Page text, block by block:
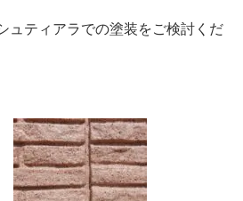
ュティアラでの塗装をご検討くだ